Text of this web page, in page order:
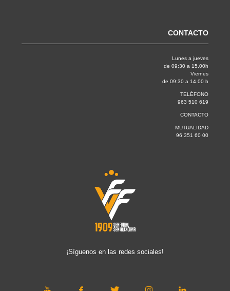
CONTACTO
Lunes a jueves
de 09:30 a 15.00h
Viernes
de 09:30 a 14.00 h
TELÉFONO
963 510 619
CONTACTO
MUTUALIDAD
96 351 60 00
¡Síguenos en las redes sociales!